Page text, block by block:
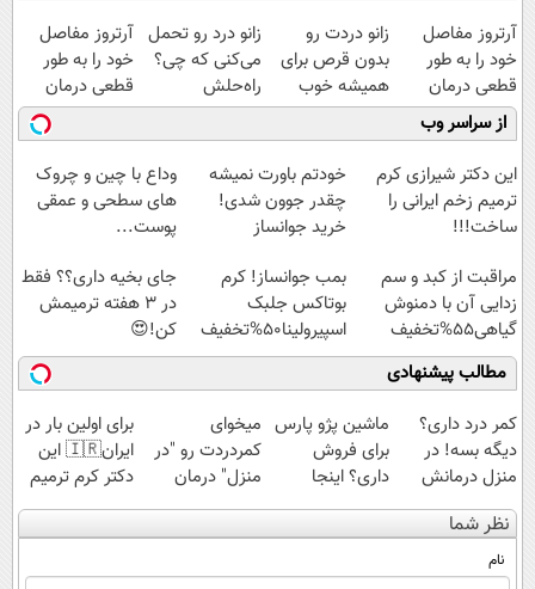
آرتروز مفاصل
خود را به طور
قطعی درمان
کنید!
◗پرسش‌نامه◖
زانو دردت رو
بدون قرص برای
همیشه خوب
کن! (قدم اول،
پرسش‌نامه)
زانو درد رو تحمل
می‌کنی که چی؟
راه‌حلش
همین‌جاست!
آرتروز مفاصل
خود را به طور
قطعی درمان
کنید!
◂پرسش‌نامه▸
از سراسر وب
این دکتر شیرازی کرم
ترمیم زخم ایرانی را
ساخت!!!
خودتم باورت نمیشه
چقدر جوون شدی!
خرید جوانساز
ویژه
وداع با چین و چروک
های سطحی و عمقی
پوست...
مراقبت از کبد و سم
زدایی آن با دمنوش
گیاهی55%تخفیف
بمب جوانساز! کرم
بوتاکس جلبک
اسپیرولینا50%تخفیف
جای بخیه داری؟؟ فقط
در 3 هفته ترمیمش
کن!😍
مطالب پیشنهادی
کمر درد داری؟
دیگه بسه! در
منزل درمانش
کن
(◀پرسش‌نامه)
ماشین پژو پارس
برای فروش
داری؟ اینجا
سریع بفروشش
میخوای
کمردردت رو "در
منزل" درمان
کنی؟ (◂فیلم +
◂پرسش‌نامه)
برای اولین بار در
ایران🇮🇷 این
دکتر کرم ترمیم
کننده 23 روزه
ساخت!
نظر شما
نام